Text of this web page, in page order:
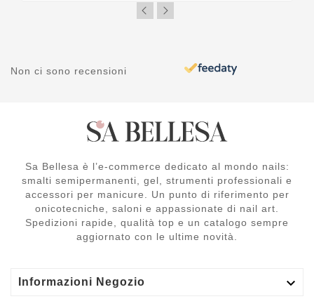
Non ci sono recensioni
Sa Bellesa è l’e-commerce dedicato al mondo nails:
smalti semipermanenti, gel, strumenti professionali e
accessori per manicure. Un punto di riferimento per
onicotecniche, saloni e appassionate di nail art.
Spedizioni rapide, qualità top e un catalogo sempre
aggiornato con le ultime novità.
Informazioni Negozio 